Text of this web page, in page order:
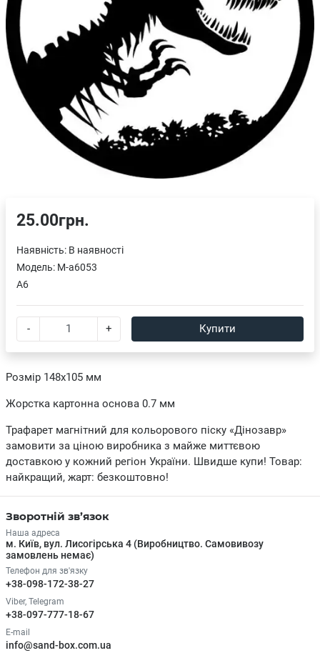
Розмір 148х105 мм
Жорстка картонна основа 0.7 мм
Трафарет магнітний для кольорового піску «Дінозавр»
замовити за ціною виробника з майже миттєвою
доставкою у кожний регіон України. Швидше купи! Товар:
найкращий, жарт: безкоштовно!
25.00грн.
Наявність: В наявності
Модель: M-a6053
A6
- + Купити
Зворотній зв’язок
Наша адреса
м. Київ, вул. Лисогірська 4 (Виробництво. Самовивозу
замовлень немає)
Телефон для зв'язку
+38-098-172-38-27
Viber, Telegram
+38-097-777-18-67
E-mail
info@sand-box.com.ua